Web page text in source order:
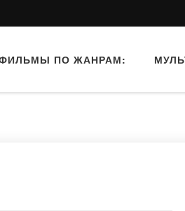
ПО ЖАНРАМ: